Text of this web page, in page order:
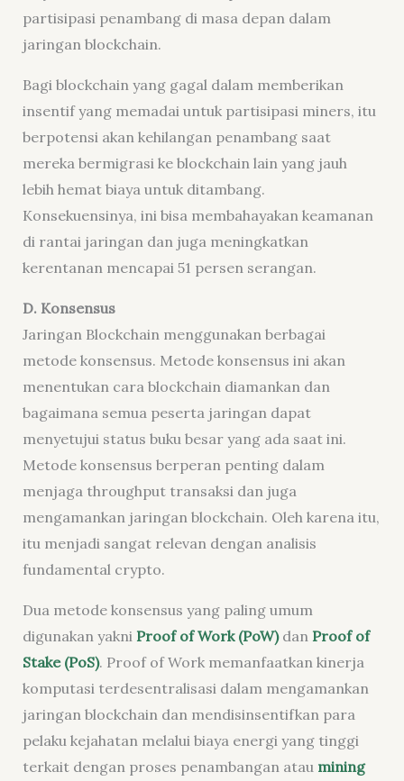
partisipasi penambang di masa depan dalam
jaringan blockchain.
Bagi blockchain yang gagal dalam memberikan
insentif yang memadai untuk partisipasi miners, itu
berpotensi akan kehilangan penambang saat
mereka bermigrasi ke blockchain lain yang jauh
lebih hemat biaya untuk ditambang.
Konsekuensinya, ini bisa membahayakan keamanan
di rantai jaringan dan juga meningkatkan
kerentanan mencapai 51 persen serangan.
D. Konsensus
Jaringan Blockchain menggunakan berbagai
metode konsensus. Metode konsensus ini akan
menentukan cara blockchain diamankan dan
bagaimana semua peserta jaringan dapat
menyetujui status buku besar yang ada saat ini.
Metode konsensus berperan penting dalam
menjaga throughput transaksi dan juga
mengamankan jaringan blockchain. Oleh karena itu,
itu menjadi sangat relevan dengan analisis
fundamental crypto.
Dua metode konsensus yang paling umum
digunakan yakni Proof of Work (PoW)dan Proof of
Stake (PoS). Proof of Work memanfaatkan kinerja
komputasi terdesentralisasi dalam mengamankan
jaringan blockchain dan mendisinsentifkan para
pelaku kejahatan melalui biaya energi yang tinggi
terkait dengan proses penambangan atau mining